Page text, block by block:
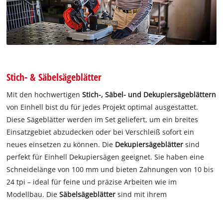
Stich- & Säbelsägeblätter
Mit den hochwertigenStich-, Säbel- und Dekupiersägeblättern
von Einhell bist du für jedes Projekt optimal ausgestattet.
Diese Sägeblätter werden im Set geliefert, um ein breites
Einsatzgebiet abzudecken oder bei Verschleiß sofort ein
neues einsetzen zu können. Die Dekupiersägeblättersind
perfekt für Einhell Dekupiersägen geeignet. Sie haben eine
Schneidelänge von 100 mm und bieten Zahnungen von 10 bis
24 tpi – ideal für feine und präzise Arbeiten wie im
Modellbau. DieSäbelsägeblättersind mit ihrem